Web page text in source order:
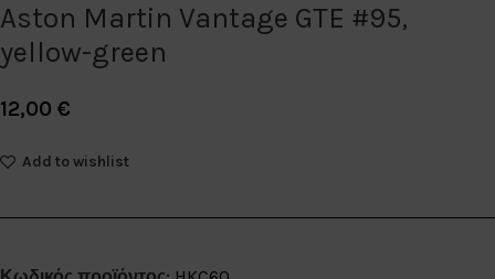
Aston Martin Vantage GTE #95,
yellow-green
12,00 €
Add to wishlist